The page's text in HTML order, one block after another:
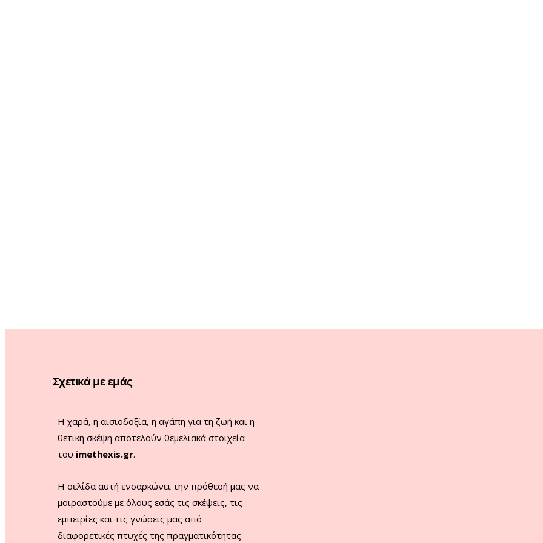
Σχετικά με εμάς
Η χαρά, η αισιοδοξία, η αγάπη για τη ζωή και η
θετική σκέψη αποτελούν θεμελιακά στοιχεία
του imethexis.gr.
H σελίδα αυτή ενσαρκώνει την πρόθεσή μας να
μοιραστούμε με όλους εσάς τις σκέψεις, τις
εμπειρίες και τις γνώσεις μας από
διαφορετικές πτυχές της πραγματικότητας